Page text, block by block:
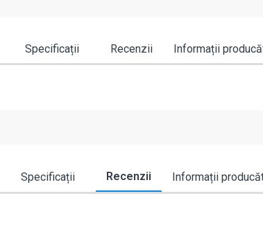
Specificații Recenzii Informații
Specificații Recenzii Informații